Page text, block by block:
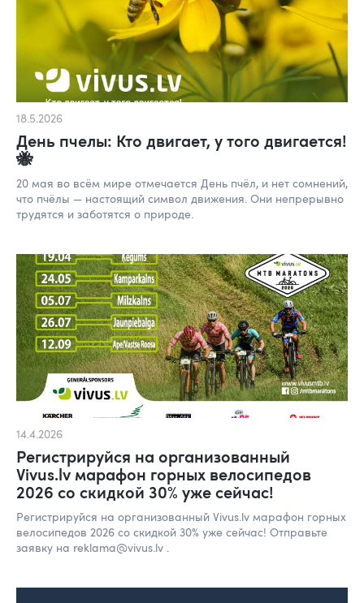
18.5.2026
День пчелы: Кто двигает, у того двигается!
🐝
20 мая во всём мире отмечается День пчёл, и нет сомнений,
что пчёлы — настоящий символ движения. Они непрерывно
трудятся и заботятся о природе.
14.4.2026
Регистрируйся на организованный
Vivus.lv марафон горных велосипедов
2026 со скидкой 30% уже сейчас!
Регистрируйся на организованный Vivus.lv марафон горных
велосипедов 2026 со скидкой 30% уже сейчас! Отправьте
заявку на reklama@vivus.lv .